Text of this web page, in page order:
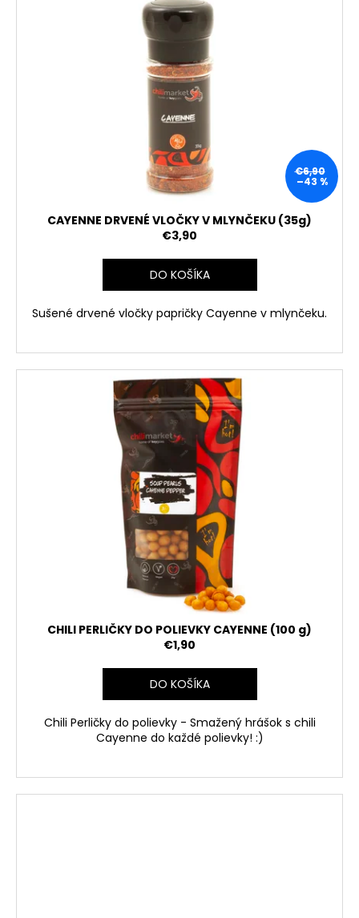
€6,90
–43 %
CAYENNE DRVENÉ VLOČKY V MLYNČEKU (35g)
€3,90
DO KOŠÍKA
Sušené drvené vločky papričky Cayenne v mlynčeku.
CHILI PERLIČKY DO POLIEVKY CAYENNE (100 g)
€1,90
DO KOŠÍKA
Chili Perličky do polievky - Smažený hrášok s chili
Cayenne do každé polievky! :)